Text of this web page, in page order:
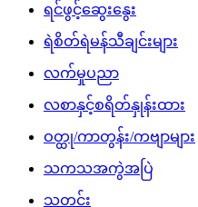
ရင်ဖွင့်ဆွေးနွေး
ရဲစိတ်ရဲမန်သီချင်းများ
လက်မှုပညာ
လစာနှင့်စရိတ်နှုန်းထား
ဝတ္ထု/ကာတွန်း/ကဗျာများ
သကသအကွဲအပြဲ
သတင်း